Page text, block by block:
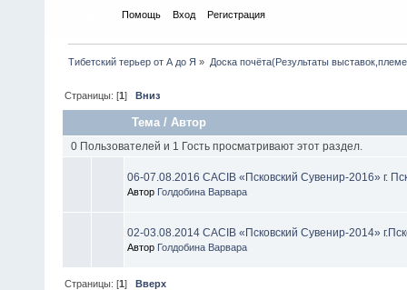
Помощь Вход Регистрация
Тибетский терьер от А до Я » Доска почёта(Результаты
Страницы: [1]Вниз
Тема / Автор
0 Пользователей и 1 Гость просматривают этот раздел.
06-07.08.2016 CACIB «Псковский Сувенир-2016» г.
Автор Голдобина Варвара
02-03.08.2014 CACIB «Псковский Сувенир-2014»
Автор Голдобина Варвара
Страницы: [1]Вверх